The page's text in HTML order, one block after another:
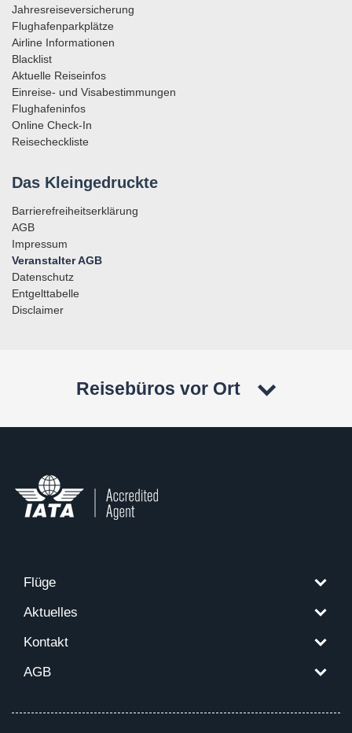
Jahresreiseversicherung
Flughafenparkplätze
Airline Informationen
Blacklist
Aktuelle Reiseinfos
Einreise- und Visabestimmungen
Flughafeninfos
Online Check-In
Reisecheckliste
Das Kleingedruckte
Barrierefreiheitserklärung
AGB
Impressum
Veranstalter AGB
Datenschutz
Entgelttabelle
Disclaimer
Reisebüros vor Ort
Flüge
Aktuelles
Kontakt
AGB